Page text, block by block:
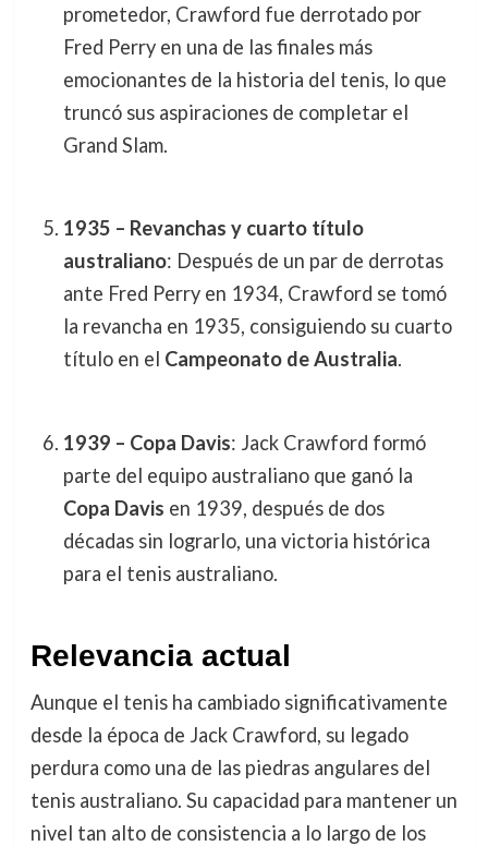
prometedor, Crawford fue derrotado por
Fred Perry en una de las finales más
emocionantes de la historia del tenis, lo que
truncó sus aspiraciones de completar el
Grand Slam.
1935 – Revanchas y cuarto título
australiano: Después de un par de derrotas
ante Fred Perry en 1934, Crawford se tomó
la revancha en 1935, consiguiendo su cuarto
título en el Campeonato de Australia.
1939 – Copa Davis: Jack Crawford formó
parte del equipo australiano que ganó la
Copa Davis en 1939, después de dos
décadas sin lograrlo, una victoria histórica
para el tenis australiano.
Relevancia actual
Aunque el tenis ha cambiado significativamente
desde la época de Jack Crawford, su legado
perdura como una de las piedras angulares del
tenis australiano. Su capacidad para mantener un
nivel tan alto de consistencia a lo largo de los